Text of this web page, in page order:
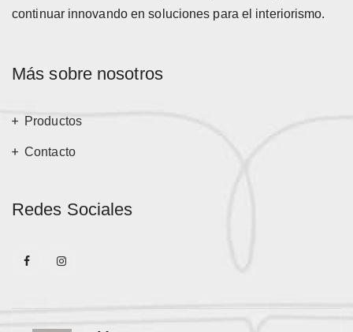
continuar innovando en soluciones para el interiorismo.
Más sobre nosotros
Productos
Contacto
Redes Sociales